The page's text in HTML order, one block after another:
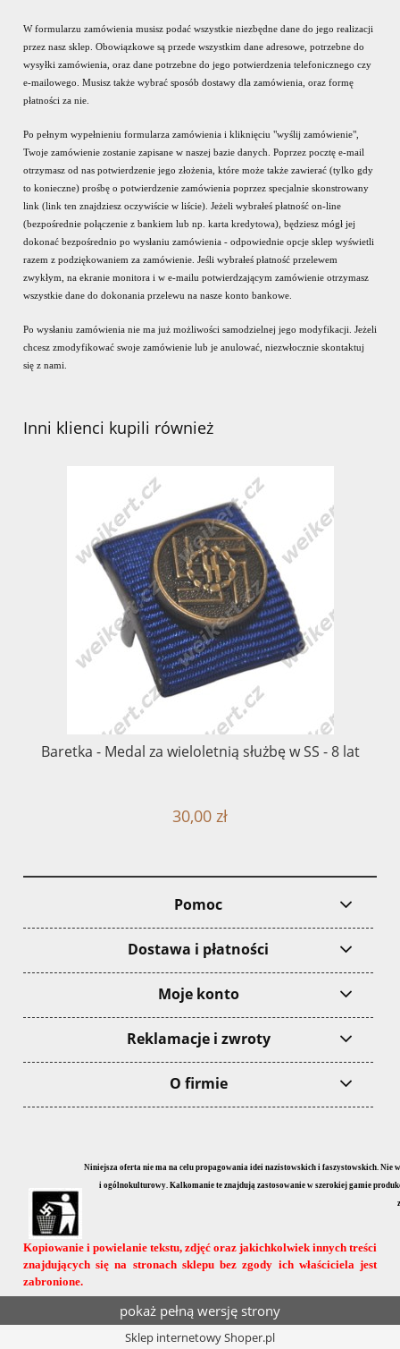
W formularzu zamówienia musisz podać wszystkie niezbędne dane do jego realizacji
przez nasz sklep. Obowiązkowe są przede wszystkim dane adresowe, potrzebne do
wysyłki zamówienia, oraz dane potrzebne do jego potwierdzenia telefonicznego czy
e-mailowego. Musisz także wybrać sposób dostawy dla zamówienia, oraz formę
płatności za nie.
Po pełnym wypełnieniu formularza zamówienia i kliknięciu "wyślij zamówienie",
Twoje zamówienie zostanie zapisane w naszej bazie danych. Poprzez pocztę e-mail
otrzymasz od nas potwierdzenie jego złożenia, które może także zawierać (tylko gdy
to konieczne) prośbę o potwierdzenie zamówienia poprzez specjalnie skonstrowany
link (link ten znajdziesz oczywiście w liście). Jeżeli wybrałeś płatność on-line
(bezpośrednie połączenie z bankiem lub np. karta kredytowa), będziesz mógł jej
dokonać bezpośrednio po wysłaniu zamówienia - odpowiednie opcje sklep wyświetli
razem z podziękowaniem za zamówienie. Jeśli wybrałeś płatność przelewem
zwykłym, na ekranie monitora i w e-mailu potwierdzającym zamówienie otrzymasz
wszystkie dane do dokonania przelewu na nasze konto bankowe.
Po wysłaniu zamówienia nie ma już możliwości samodzielnej jego modyfikacji. Jeżeli
chcesz zmodyfikować swoje zamówienie lub je anulować, niezwłocznie skontaktuj
się z nami.
Inni klienci kupili również
Baretka - Medal za wieloletnią służbę w SS - 8 lat
30,00 zł
Pomoc
Dostawa i płatności
Moje konto
Reklamacje i zwroty
O firmie
Niniejsza oferta nie ma na celu propagowania idei nazistowskich i faszystowskich. Nie
i ogólnokulturowy. Kalkomanie te znajdują zastosowanie w szerokiej gamie
Kopiowanie i powielanie tekstu, zdjęć oraz jakichkolwiek innych treści
znajdujących się na stronach sklepu bez zgody ich właściciela jest
zabronione.
pokaż pełną wersję strony
Sklep internetowy Shoper.pl